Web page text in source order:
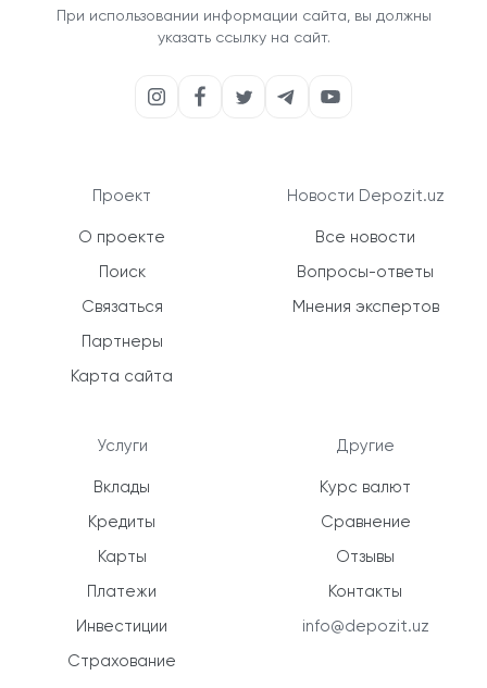
При использовании информации сайта, вы должны
указать ссылку на сайт.
Проект
О проекте
Поиск
Связаться
Партнеры
Карта сайта
Услуги
Вклады
Кредиты
Карты
Платежи
Инвестиции
Страхование
Новости Depozit.uz
Все новости
Вопросы-ответы
Мнения экспертов
Другие
Курс валют
Сравнение
Отзывы
Контакты
info@depozit.uz